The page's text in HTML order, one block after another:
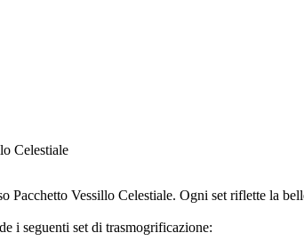
Celestiale
Pacchetto Vessillo Celestiale. Ogni set riflette la
i seguenti set di trasmogrificazione: